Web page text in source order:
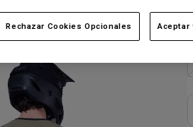
Rechazar Cookies Opcionales Aceptar